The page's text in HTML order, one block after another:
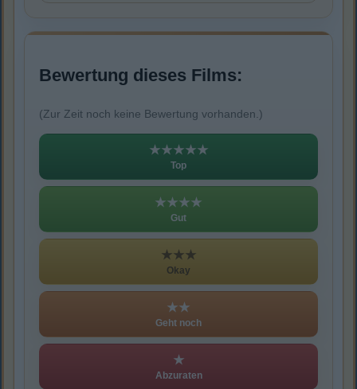
Bewertung dieses Films:
(Zur Zeit noch keine Bewertung vorhanden.)
★★★★★
Top
★★★★
Gut
★★★
Okay
★★
Geht noch
★
Abzuraten